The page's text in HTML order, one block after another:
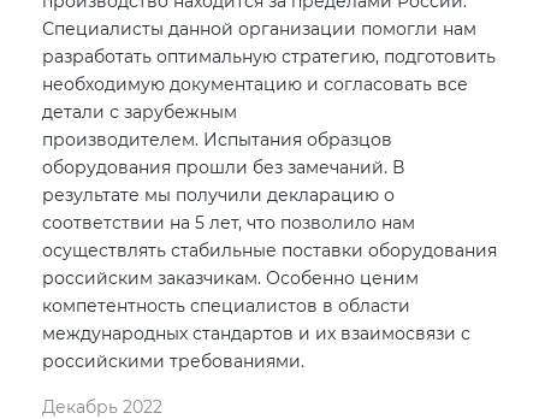
Специалисты данной организации помогли нам
разработать оптимальную стратегию, подготовить
необходимую документацию и согласовать все
детали с зарубежным
производителем. Испытания образцов
оборудования прошли без замечаний. В
результате мы получили декларацию о
соответствии на 5 лет, что позволило нам
осуществлять стабильные поставки оборудования
российским заказчикам. Особенно ценим
компетентность специалистов в области
международных стандартов и их взаимосвязи с
российскими требованиями.
Декабрь 2022